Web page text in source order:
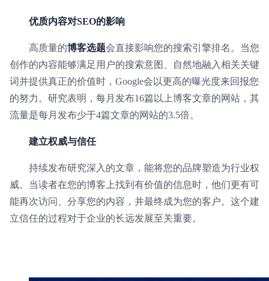
优质内容对SEO的影响
高质量的博客选题会直接影响您的搜索引擎排名。当您
创作的内容能够满足用户的搜索意图、自然地融入相关关键
词并提供真正的价值时，Google会以更高的曝光度来回报您
的努力。研究表明，每月发布16篇以上博客文章的网站，其
流量是每月发布少于4篇文章的网站的3.5倍。
建立权威与信任
持续发布研究深入的文章，能将您的品牌塑造为行业权
威。当读者在您的博客上找到有价值的信息时，他们更有可
能再次访问、分享您的内容，并最终成为您的客户。这个建
立信任的过程对于企业的长远发展至关重要。